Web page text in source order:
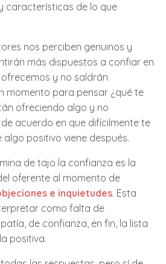
características de lo que
nos perciben genuinos y
más dispuestos a confiar en
y no saldrán
momento para pensar ¿qué te
ofreciendo algo y no
acuerdo en que difícilmente te
positivo viene después.
de tajo la confianza es la
oferente al momento de
e inquietudes. Esta
como falta de
de confianza, en fin, la lista
positiva.